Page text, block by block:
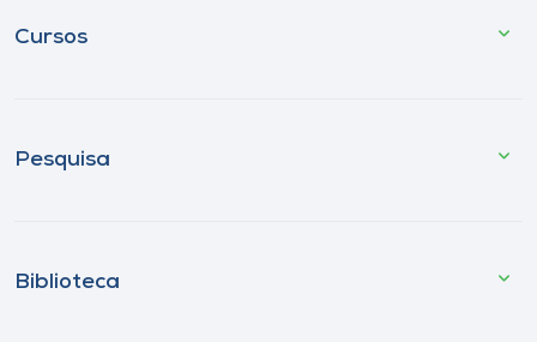
Cursos
Pesquisa
Biblioteca